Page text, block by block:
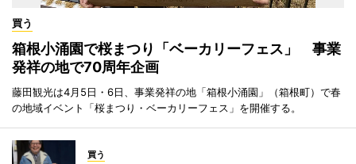
買う
箱根小涌園で桜まつり「ベーカリーフェス」 事業
発祥の地で70周年企画
藤田観光は4月5日・6日、事業発祥の地「箱根小涌園」（箱根町）で春
の地域イベント「桜まつり・ベーカリーフェス」を開催する。
買う